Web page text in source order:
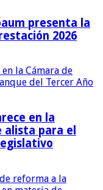
presenta la
2026
en la
alista para el